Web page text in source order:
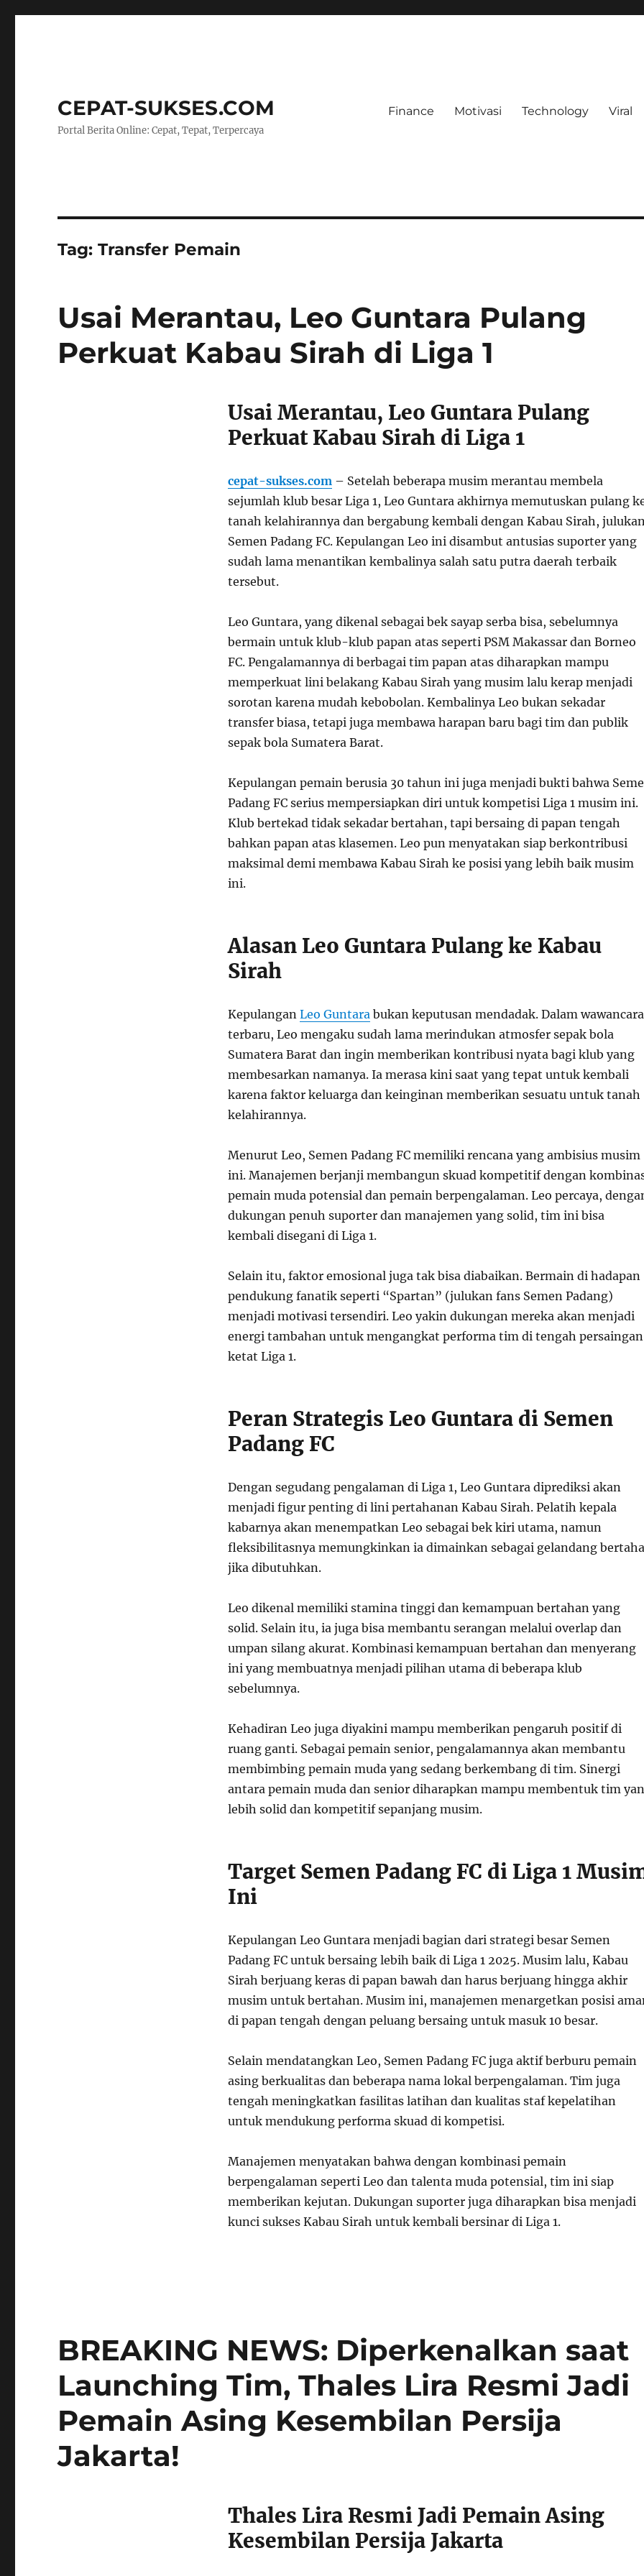
CEPAT-SUKSES.COM
Portal Berita Online: Cepat, Tepat, Terpercaya
Finance Motivasi Technology Viral
Tag:Transfer Pemain
Usai Merantau, Leo Guntara Pulang
Perkuat Kabau Sirah di Liga 1
Usai Merantau, Leo Guntara Pulang
Perkuat Kabau Sirah di Liga 1
cepat-sukses.com– Setelah beberapa musim merantau membela
sejumlah klub besar Liga 1, Leo Guntara akhirnya memutuskan pulang
tanah kelahirannya dan bergabung kembali dengan Kabau Sirah,
Semen Padang FC. Kepulangan Leo ini disambut antusias suporter yang
sudah lama menantikan kembalinya salah satu putra daerah terbaik
tersebut.
Leo Guntara, yang dikenal sebagai bek sayap serba bisa, sebelumnya
bermain untuk klub-klub papan atas seperti PSM Makassar dan Borneo
FC. Pengalamannya di berbagai tim papan atas diharapkan mampu
memperkuat lini belakang Kabau Sirah yang musim lalu kerap menjadi
sorotan karena mudah kebobolan. Kembalinya Leo bukan sekadar
transfer biasa, tetapi juga membawa harapan baru bagi tim dan publik
sepak bola Sumatera Barat.
Kepulangan pemain berusia 30 tahun ini juga menjadi bukti bahwa
Padang FC serius mempersiapkan diri untuk kompetisi Liga 1 musim ini.
Klub bertekad tidak sekadar bertahan, tapi bersaing di papan tengah
bahkan papan atas klasemen. Leo pun menyatakan siap berkontribusi
maksimal demi membawa Kabau Sirah ke posisi yang lebih baik musim
ini.
Alasan Leo Guntara Pulang ke Kabau
Sirah
Kepulangan Leo Guntarabukan keputusan mendadak. Dalam wawancara
terbaru, Leo mengaku sudah lama merindukan atmosfer sepak bola
Sumatera Barat dan ingin memberikan kontribusi nyata bagi klub yang
membesarkan namanya. Ia merasa kini saat yang tepat untuk kembali
karena faktor keluarga dan keinginan memberikan sesuatu untuk tanah
kelahirannya.
Menurut Leo, Semen Padang FC memiliki rencana yang ambisius musim
ini. Manajemen berjanji membangun skuad kompetitif dengan
pemain muda potensial dan pemain berpengalaman. Leo percaya,
dukungan penuh suporter dan manajemen yang solid, tim ini bisa
kembali disegani di Liga 1.
Selain itu, faktor emosional juga tak bisa diabaikan. Bermain di hadapan
pendukung fanatik seperti “Spartan” (julukan fans Semen Padang)
menjadi motivasi tersendiri. Leo yakin dukungan mereka akan menjadi
energi tambahan untuk mengangkat performa tim di tengah persaingan
ketat Liga 1.
Peran Strategis Leo Guntara di Semen
Padang FC
Dengan segudang pengalaman di Liga 1, Leo Guntara diprediksi akan
menjadi figur penting di lini pertahanan Kabau Sirah. Pelatih kepala
kabarnya akan menempatkan Leo sebagai bek kiri utama, namun
fleksibilitasnya memungkinkan ia dimainkan sebagai gelandang
jika dibutuhkan.
Leo dikenal memiliki stamina tinggi dan kemampuan bertahan yang
solid. Selain itu, ia juga bisa membantu serangan melalui overlap dan
umpan silang akurat. Kombinasi kemampuan bertahan dan menyerang
ini yang membuatnya menjadi pilihan utama di beberapa klub
sebelumnya.
Kehadiran Leo juga diyakini mampu memberikan pengaruh positif di
ruang ganti. Sebagai pemain senior, pengalamannya akan membantu
membimbing pemain muda yang sedang berkembang di tim. Sinergi
antara pemain muda dan senior diharapkan mampu membentuk tim
lebih solid dan kompetitif sepanjang musim.
Target Semen Padang FC di Liga 1
Ini
Kepulangan Leo Guntara menjadi bagian dari strategi besar Semen
Padang FC untuk bersaing lebih baik di Liga 1 2025. Musim lalu, Kabau
Sirah berjuang keras di papan bawah dan harus berjuang hingga akhir
musim untuk bertahan. Musim ini, manajemen menargetkan posisi
di papan tengah dengan peluang bersaing untuk masuk 10 besar.
Selain mendatangkan Leo, Semen Padang FC juga aktif berburu pemain
asing berkualitas dan beberapa nama lokal berpengalaman. Tim juga
tengah meningkatkan fasilitas latihan dan kualitas staf kepelatihan
untuk mendukung performa skuad di kompetisi.
Manajemen menyatakan bahwa dengan kombinasi pemain
berpengalaman seperti Leo dan talenta muda potensial, tim ini siap
memberikan kejutan. Dukungan suporter juga diharapkan bisa menjadi
kunci sukses Kabau Sirah untuk kembali bersinar di Liga 1.
BREAKING NEWS: Diperkenalkan saat
Launching Tim, Thales Lira Resmi Jadi
Pemain Asing Kesembilan Persija
Jakarta!
Thales Lira Resmi Jadi Pemain Asing
Kesembilan Persija Jakarta